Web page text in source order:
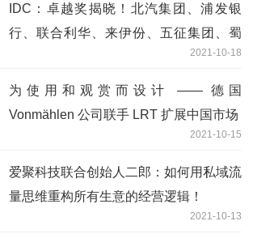
IDC：卓越奖揭晓！北汽集团、浦发银
行、联合利华、来伊份、五征集团、蜀
海、TCL华星、中国银行软件中心和强生
医疗9大组织荣膺卓越大奖
2021-10-18
为使用和观赏而设计 —— 德国
Vonmählen 公司联手 LRT 扩展中国市场
2021-10-15
爱聚科技联合创始人二郎：如何用私域流
量思维重构所有生意的经营逻辑！
2021-10-13